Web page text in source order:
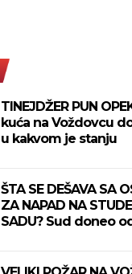
TINEJDŽER PUN
kuća na Voždovcu
u kakvom je stanju
ŠTA SE DEŠAVA SA
ZA NAPAD NA
SADU? Sud doneo